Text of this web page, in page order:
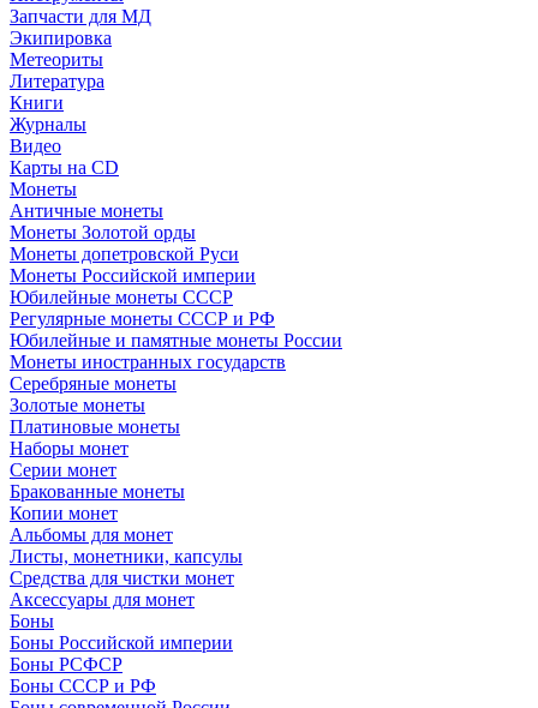
Запчасти для МД
Экипировка
Метеориты
Литература
Книги
Журналы
Видео
Карты на CD
Монеты
Античные монеты
Монеты Золотой орды
Монеты допетровской Руси
Монеты Российской империи
Юбилейные монеты СССР
Регулярные монеты СССР и РФ
Юбилейные и памятные монеты России
Монеты иностранных государств
Серебряные монеты
Золотые монеты
Платиновые монеты
Наборы монет
Серии монет
Бракованные монеты
Копии монет
Альбомы для монет
Листы, монетники, капсулы
Средства для чистки монет
Аксессуары для монет
Боны
Боны Российской империи
Боны РСФСР
Боны СССР и РФ